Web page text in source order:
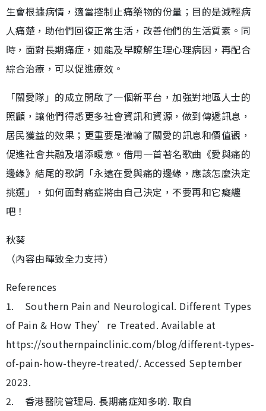
生會根據病情，適當控制止痛藥物的份量；目的是減輕病
人痛楚，助他們回復正常生活，改善他們的生活質素。同
時，面對長期痛症，如能及早瞭解生理心理病因，再配合
綜合治療，可以促進療效。
「關愛隊」的成立開啟了一個新平台，加強對地區人士的
照顧，讓他們得悉更多社會資訊和資源，做到傳遞訊息，
居民獲益的效果；更重要是灌輸了關愛的訊息和價值觀，
促進社會共融及增添暖意。借用一首著名歌曲《愛與痛的
邊緣》結尾的歌詞「永遠在愛與痛的邊緣，應該怎麼決定
挑選」，如何面對痛症將由自己決定，不要再和它癡纏
吧！
秋葵
（內容由暉致全力支持）
References
1. Southern Pain and Neurological. Different Types
of Pain & How They’re Treated. Available at
https://southernpainclinic.com/blog/different-types-
of-pain-how-theyre-treated/. Accessed September
2023.
2. 香港醫院管理局. 長期痛症知多啲. 取自